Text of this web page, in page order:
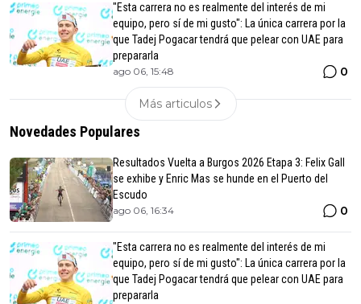
"Esta carrera no es realmente del interés de mi
equipo, pero sí de mi gusto": La única carrera por la
que Tadej Pogacar tendrá que pelear con UAE para
prepararla
ago 06, 15:48 0
Más articulos
Novedades Populares
Resultados Vuelta a Burgos 2026 Etapa 3: Felix Gall
se exhibe y Enric Mas se hunde en el Puerto del
Escudo
ago 06, 16:34 0
"Esta carrera no es realmente del interés de mi
equipo, pero sí de mi gusto": La única carrera por la
que Tadej Pogacar tendrá que pelear con UAE para
prepararla